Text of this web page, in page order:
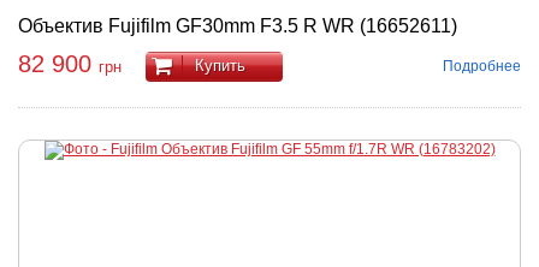
Объектив Fujifilm GF30mm F3.5 R WR (16652611)
82 900 грн Купить Подробнее